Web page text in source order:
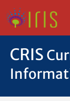
CRIS